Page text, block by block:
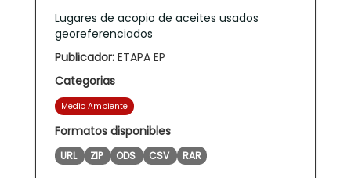
Lugares de acopio de aceites usados
georeferenciados
Publicador: ETAPA EP
Categorias
Medio Ambiente
Formatos disponibles
URL ZIP ODS CSV RAR